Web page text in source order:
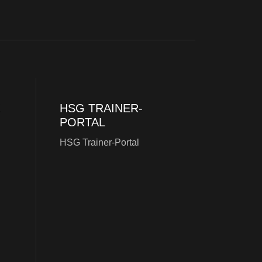
HSG TRAINER-
PORTAL
HSG Trainer-Portal